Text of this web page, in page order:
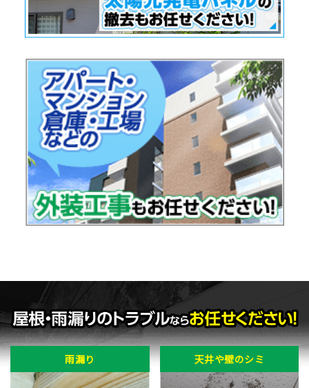
雨漏り 天井や壁のシミ